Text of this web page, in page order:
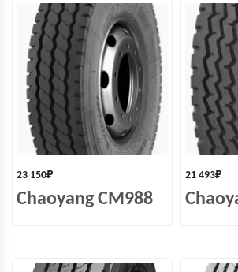
23 150₽
Chaoyang CM988
21 493₽